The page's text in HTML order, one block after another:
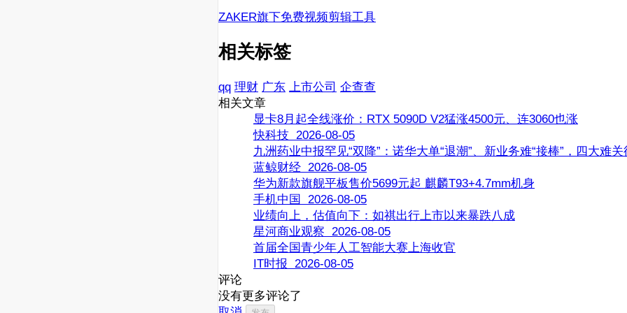
ZAKER旗下免费视频剪辑工具
相关标签
qq 理财 广东 上市公司 企查查
相关文章
显卡8月起全线涨价：RTX 5090D V2猛涨4500元、连3060也涨
快科技 2026-08-05
九洲药业中报罕见“双降”：诺华大单“退潮”、新业务难“接棒”，四大难关
蓝鲸财经 2026-08-05
华为新款旗舰平板售价5699元起 麒麟T93+4.7mm机身
手机中国 2026-08-05
业绩向上，估值向下：如祺出行上市以来暴跌八成
星河商业观察 2026-08-05
首届全国青少年人工智能大赛上海收官
IT时报 2026-08-05
评论
没有更多评论了